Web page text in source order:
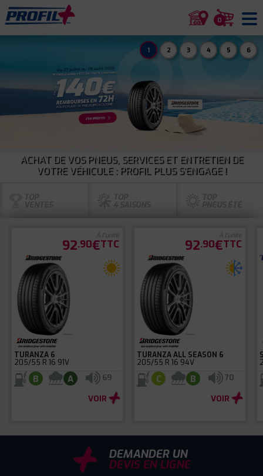
0
1 2 3 4 5 6
ACHAT DE VOS PNEUS, SERVICES ET ENTRETIEN DE
VOTRE VÉHICULE : PROFIL PLUS S'ENGAGE !
VENTES 4 SAISONS PNEUS ÉTÉ
À l'unité
92.90€TTC
TURANZA 6
205/55 R 16 91V
B A 69
VOIR
À l'unité
92.90€TTC
TURANZA ALL SEASON 6
205/55 R 16 94V
C B 70
VOIR
DEMANDER UN
DEVIS EN LIGNE